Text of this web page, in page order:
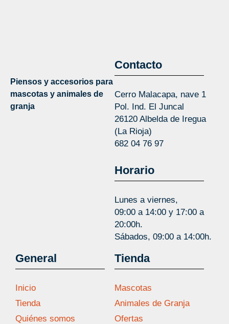
Piensos y accesorios para
mascotas y animales de
granja
Contacto
Cerro Malacapa, nave 1
Pol. Ind. El Juncal
26120 Albelda de Iregua
(La Rioja)
682 04 76 97
Horario
Lunes a viernes,
09:00 a 14:00 y 17:00 a
20:00h.
Sábados, 09:00 a 14:00h.
General
Inicio
Tienda
Quiénes somos
Tienda
Mascotas
Animales de Granja
Ofertas